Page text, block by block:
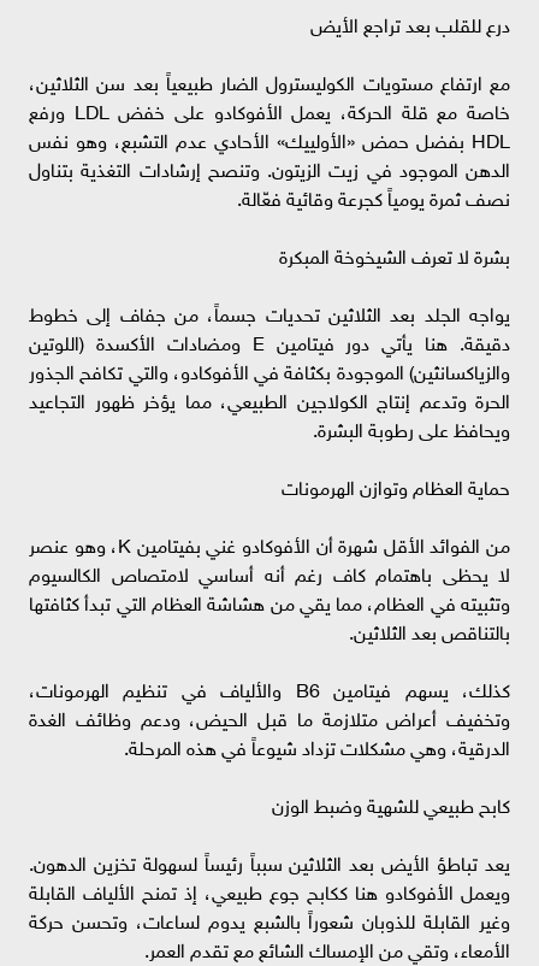
درع للقلب بعد تراجع الأيض
مع ارتفاع مستويات الكوليسترول الضار طبيعياً بعد سن الثلاثين،
خاصة مع قلة الحركة، يعمل الأفوكادو على خفض LDL ورفع
HDL بفضل حمض «الأولييك» الأحادي عدم التشبع، وهو نفس
الدهن الموجود في زيت الزيتون. وتنصح إرشادات التغذية بتناول
نصف ثمرة يومياً كجرعة وقائية فعّالة.
بشرة لا تعرف الشيخوخة المبكرة
يواجه الجلد بعد الثلاثين تحديات جسماً، من جفاف إلى خطوط
دقيقة. هنا يأتي دور فيتامين E ومضادات الأكسدة (اللوتين
والزياكسانثين) الموجودة بكثافة في الأفوكادو، والتي تكافح الجذور
الحرة وتدعم إنتاج الكولاجين الطبيعي، مما يؤخر ظهور التجاعيد
ويحافظ على رطوبة البشرة.
حماية العظام وتوازن الهرمونات
من الفوائد الأقل شهرة أن الأفوكادو غني بفيتامين K، وهو عنصر
لا يحظى باهتمام كاف رغم أنه أساسي لامتصاص الكالسيوم
وتثبيته في العظام، مما يقي من هشاشة العظام التي تبدأ كثافتها
بالتناقص بعد الثلاثين.
كذلك، يسهم فيتامين B6 والألياف في تنظيم الهرمونات،
وتخفيف أعراض متلازمة ما قبل الحيض، ودعم وظائف الغدة
الدرقية، وهي مشكلات تزداد شيوعاً في هذه المرحلة.
كابح طبيعي للشهية وضبط الوزن
يعد تباطؤ الأيض بعد الثلاثين سبباً رئيساً لسهولة تخزين الدهون.
ويعمل الأفوكادو هنا ككابح جوع طبيعي، إذ تمنح الألياف القابلة
وغير القابلة للذوبان شعوراً بالشبع يدوم لساعات، وتحسن حركة
الأمعاء، وتقي من الإمساك الشائع مع تقدم العمر.